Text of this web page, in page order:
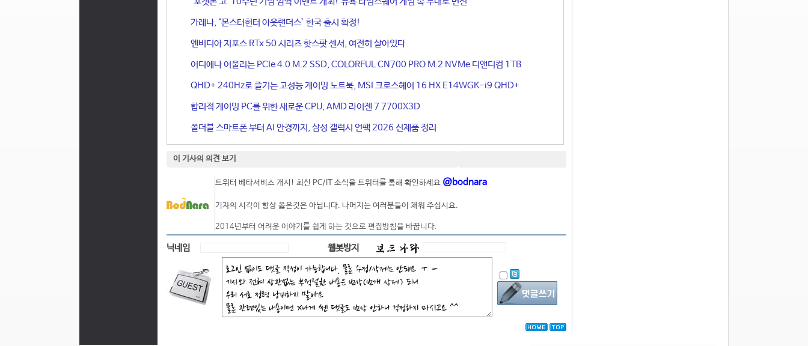
가레나, ‘몬스터헌터 아웃랜더스’ 한국 출시 확정!
엔비디아 지포스 RTx 50 시리즈 핫스팟 센서, 여전히 살아있다
어디에나 어울리는 PCIe 4.0 M.2 SSD, COLORFUL CN700 PRO M.2 NVMe 디앤디컴 1TB
QHD+ 240Hz로 즐기는 고성능 게이밍 노트북, MSI 크로스헤어 16 HX E14WGK-i9 QHD+
합리적 게이밍 PC를 위한 새로운 CPU, AMD 라이젠 7 7700X3D
폴더블 스마트폰 부터 AI 안경까지, 삼성 갤럭시 언팩 2026 신제품 정리
이 기사의 의견 보기
트위터 베타서비스 개시! 최신 PC/IT 소식을 트위터를 통해 확인하세요 @bodnara
기자의 시각이 항상 옳은것은 아닙니다. 나머지는 여러분들이 채워 주십시요.
2014년부터 어려운 이야기를 쉽게 하는 것으로 편집방침을 바꿉니다.
닉네임 웹봇방지